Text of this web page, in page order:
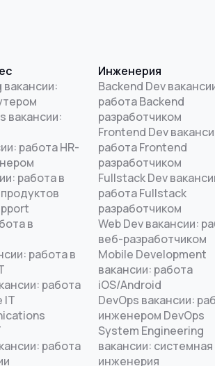
вакансии:
вакансии:
работа HR-
работа в
в
работа в
работа
IT
работа
Инженерия
Backend Dev
работа Backend
разработчиком
Frontend Dev
работа Frontend
разработчиком
Fullstack Dev
работа Fullstack
разработчиком
Web Dev вакансии:
веб-разработчиком
Mobile Development
вакансии: работа
iOS/Android
DevOps вакансии:
инженером DevOps
System Engineering
вакансии: системная
инженерия